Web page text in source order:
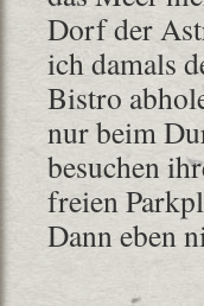
Dorf der
ich damals
Bistro
nur beim
besuchen
freien
Dann eben